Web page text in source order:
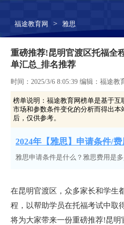
福途教育网 > 雅思
重磅推荐!昆明官渡区托福全
单汇总_排名推荐
时间：2025/3/6 8:05:39 编辑：福途教
榜单说明：福途教育网榜单是基于
市场和参数条件变化的分析而得出
后，仅供参考。
2024年【雅思】申请条件/
雅思申请条件是什么？雅思费用是
在昆明官渡区，众多家长和学生
程，以帮助学员在托福考试中取
将为大家带来一份重磅推荐!昆